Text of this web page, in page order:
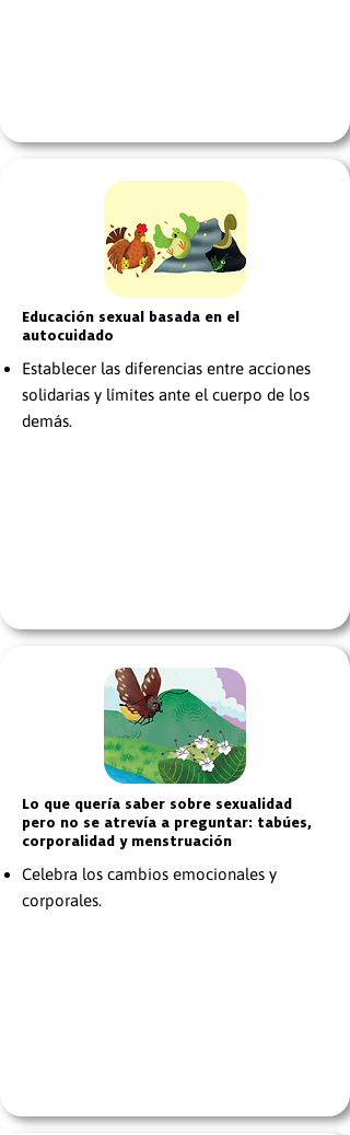
Educación sexual basada en el
autocuidado
Establecer las diferencias entre acciones
solidarias y límites ante el cuerpo de los
demás.
Lo que quería saber sobre sexualidad
pero no se atrevía a preguntar: tabúes,
corporalidad y menstruación
Celebra los cambios emocionales y
corporales.